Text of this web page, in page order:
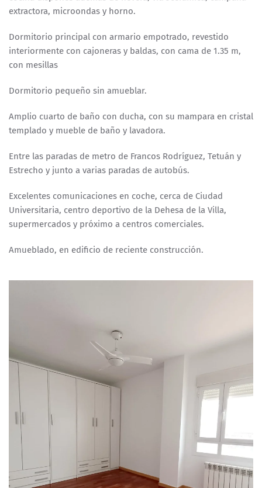
extractora, microondas y horno.
Dormitorio principal con armario empotrado, revestido
interiormente con cajoneras y baldas, con cama de 1.35 m,
con mesillas
Dormitorio pequeño sin amueblar.
Amplio cuarto de baño con ducha, con su mampara en cristal
templado y mueble de baño y lavadora.
Entre las paradas de metro de Francos Rodríguez, Tetuán y
Estrecho y junto a varias paradas de autobús.
Excelentes comunicaciones en coche, cerca de Ciudad
Universitaria, centro deportivo de la Dehesa de la Villa,
supermercados y próximo a centros comerciales.
Amueblado, en edificio de reciente construcción.